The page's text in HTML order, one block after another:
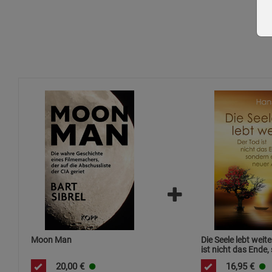
Moon Man
20,00 €
Die Seele lebt
ist nicht das Ende,
neuer Anfang
16,95 €